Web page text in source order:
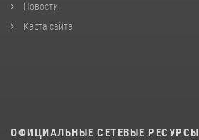
Новости
Карта сайта
ОФИЦИАЛЬНЫЕ СЕТЕВЫЕ РЕСУРСЫ